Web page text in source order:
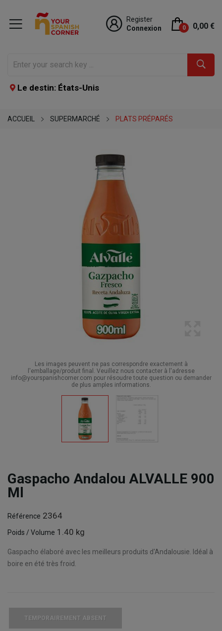
Register
Connexion
0 0,00 €
Le destin: États-Unis
ACCUEIL SUPERMARCHÉ PLATS PRÉPARÉS
Les images peuvent ne pas correspondre exactement à
l'emballage/produit final. Veuillez nous contacter à l'adresse
info@yourspanishcorner.com pour résoudre toute question ou demander
de plus amples informations.
Gaspacho Andalou ALVALLE 900
Ml
Référence 2364
Poids / Volume 1.40 kg
Gaspacho élaboré avec les meilleurs produits d'Andalousie. Idéal à
boire en été très froid.
TEMPORAIREMENT ABSENT